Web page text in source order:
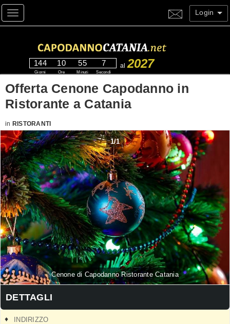
Toggle navigation Login
144
Giorni
10
Ore
55
Minuti
6
Secondi
al 2027
Offerta Cenone Capodanno in
Ristorante a Catania
in RISTORANTI
1/1
Cenone di Capodanno Ristorante Catania
DETTAGLI
INDIRIZZO